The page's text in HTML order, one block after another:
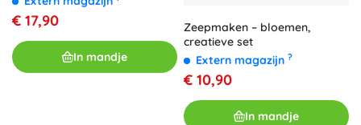
€ 17,90
In mandje
Zeepmaken – bloemen,
creatieve set
Extern magazijn ?
€ 10,90
In mandje